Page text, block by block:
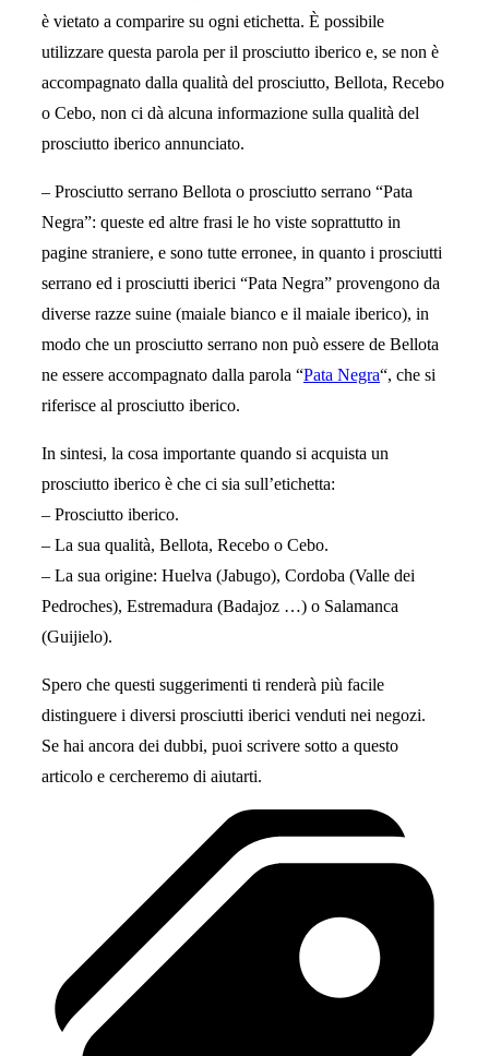
è vietato a comparire su ogni etichetta. È possibile
utilizzare questa parola per il prosciutto iberico e, se non è
accompagnato dalla qualità del prosciutto, Bellota, Recebo
o Cebo, non ci dà alcuna informazione sulla qualità del
prosciutto iberico annunciato.
– Prosciutto serrano Bellota o prosciutto serrano “Pata
Negra”: queste ed altre frasi le ho viste soprattutto in
pagine straniere, e sono tutte erronee, in quanto i prosciutti
serrano ed i prosciutti iberici “Pata Negra” provengono da
diverse razze suine (maiale bianco e il maiale iberico), in
modo che un prosciutto serrano non può essere de Bellota
ne essere accompagnato dalla parola “Pata Negra“, che si
riferisce al prosciutto iberico.
In sintesi, la cosa importante quando si acquista un
prosciutto iberico è che ci sia sull’etichetta:
– Prosciutto iberico.
– La sua qualità, Bellota, Recebo o Cebo.
– La sua origine: Huelva (Jabugo), Cordoba (Valle dei
Pedroches), Estremadura (Badajoz …) o Salamanca
(Guijielo).
Spero che questi suggerimenti ti renderà più facile
distinguere i diversi prosciutti iberici venduti nei negozi.
Se hai ancora dei dubbi, puoi scrivere sotto a questo
articolo e cercheremo di aiutarti.